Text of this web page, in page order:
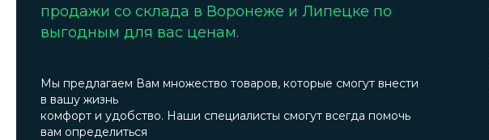
продажи со склада в Воронеже и Липецке по
выгодным для вас ценам.
Мы предлагаем Вам множество товаров, которые смогут внести
в вашу жизнь
комфорт и удобство. Наши специалисты смогут всегда помочь
вам определиться